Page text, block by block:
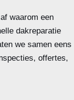
waarom een
dakreparatie
we samen eens
offertes,